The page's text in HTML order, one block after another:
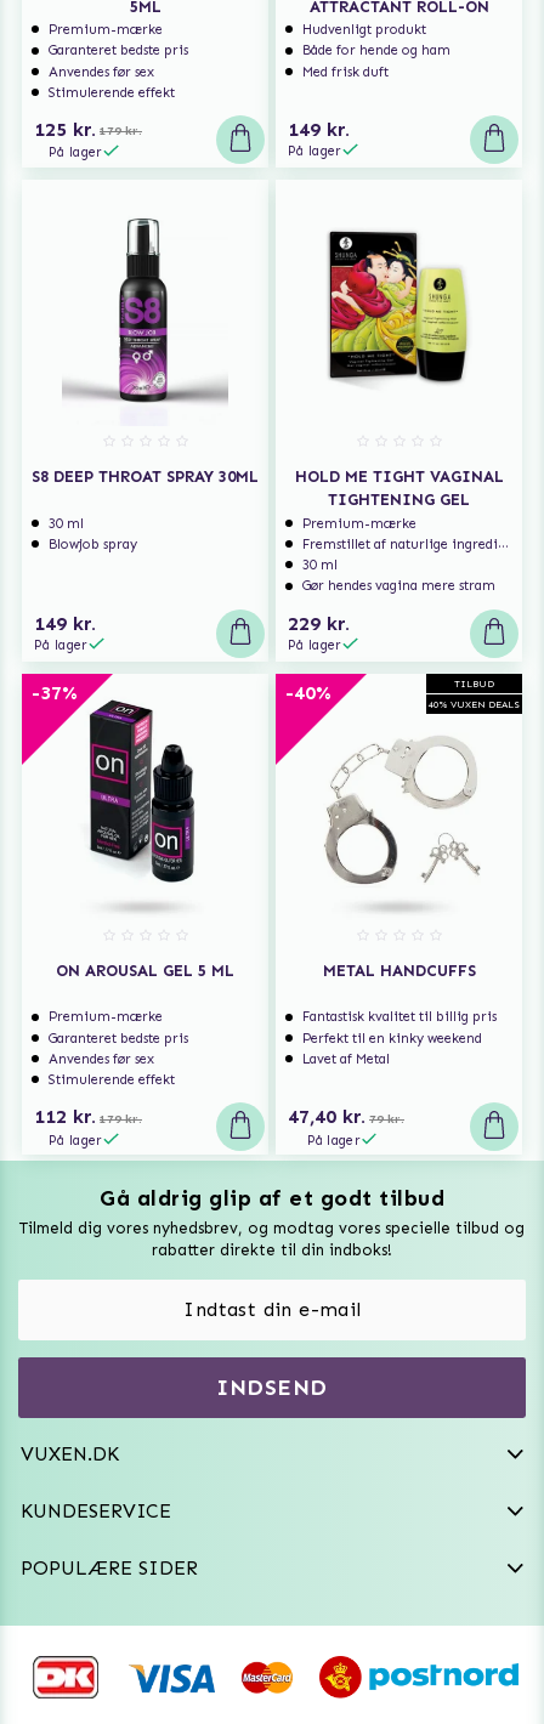
5ML
Premium-mærke
Garanteret bedste pris
Anvendes før sex
Stimulerende effekt
125 kr. 179 kr.
På lager
ATTRACTANT ROLL-ON
Hudvenligt produkt
Både for hende og ham
Med frisk duft
149 kr.
På lager
S8 DEEP THROAT SPRAY 30ML
30 ml
Blowjob spray
149 kr.
På lager
HOLD ME TIGHT VAGINAL
TIGHTENING GEL
Premium-mærke
Fremstillet af naturlige ingredienser
30 ml
Gør hendes vagina mere stram
229 kr.
På lager
-37%
ON AROUSAL GEL 5 ML
Premium-mærke
Garanteret bedste pris
Anvendes før sex
Stimulerende effekt
112 kr. 179 kr.
På lager
TILBUD
40% VUXEN DEALS
-40%
METAL HANDCUFFS
Fantastisk kvalitet til billig pris
Perfekt til en kinky weekend
Lavet af Metal
47,40 kr. 79 kr.
På lager
Gå aldrig glip af et godt tilbud
Tilmeld dig vores nyhedsbrev, og modtag vores specielle tilbud og
rabatter direkte til din indboks!
INDSEND
VUXEN.DK
VAT: SE556744520901
kundeservice@vuxen.dk
KUNDESERVICE
Fortryd aftale
POPULÆRE SIDER
Vuxen Magazine
Vibratorer
Frækt undertøj